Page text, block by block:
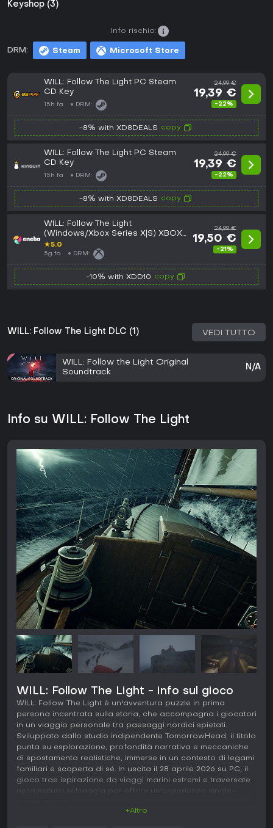
Keyshop (3)
DRM: Steam Microsoft Store
Info rischio:
WILL: Follow The Light PC Steam
CD Key
15h fa DRM:
24,99 €
19,39 €
-22%
-8% with XD8DEALS copy
WILL: Follow The Light PC Steam
CD Key
15h fa DRM:
24,99 €
19,39 €
-22%
-8% with XD8DEALS copy
WILL: Follow The Light
(Windows/Xbox Series X|S) XBOX
LIVE Key EUROPE
★5.0
5g fa DRM:
24,99 €
19,50 €
-21%
-10% with XDD10 copy
WILL: Follow The Light DLC (1) VEDI TUTTO
WILL: Follow the Light Original
Soundtrack
N/A
Info su WILL: Follow The Light
WILL: Follow The Light - info sul gioco
WILL: Follow The Light è un'avventura puzzle in prima
persona incentrata sulla storia, che accompagna i giocatori
in un viaggio personale tra paesaggi nordici spietati.
Sviluppato dallo studio indipendente TomorrowHead, il titolo
punta su esplorazione, profondità narrativa e meccaniche
di spostamento realistiche, immerse in un contesto di legami
familiari e scoperta di sé. In uscita il 28 aprile 2026 su PC, il
gioco trae ispirazione da viaggi marini estremi e traversate
nella natura selvaggia per offrire un'esperienza single-
+Altro